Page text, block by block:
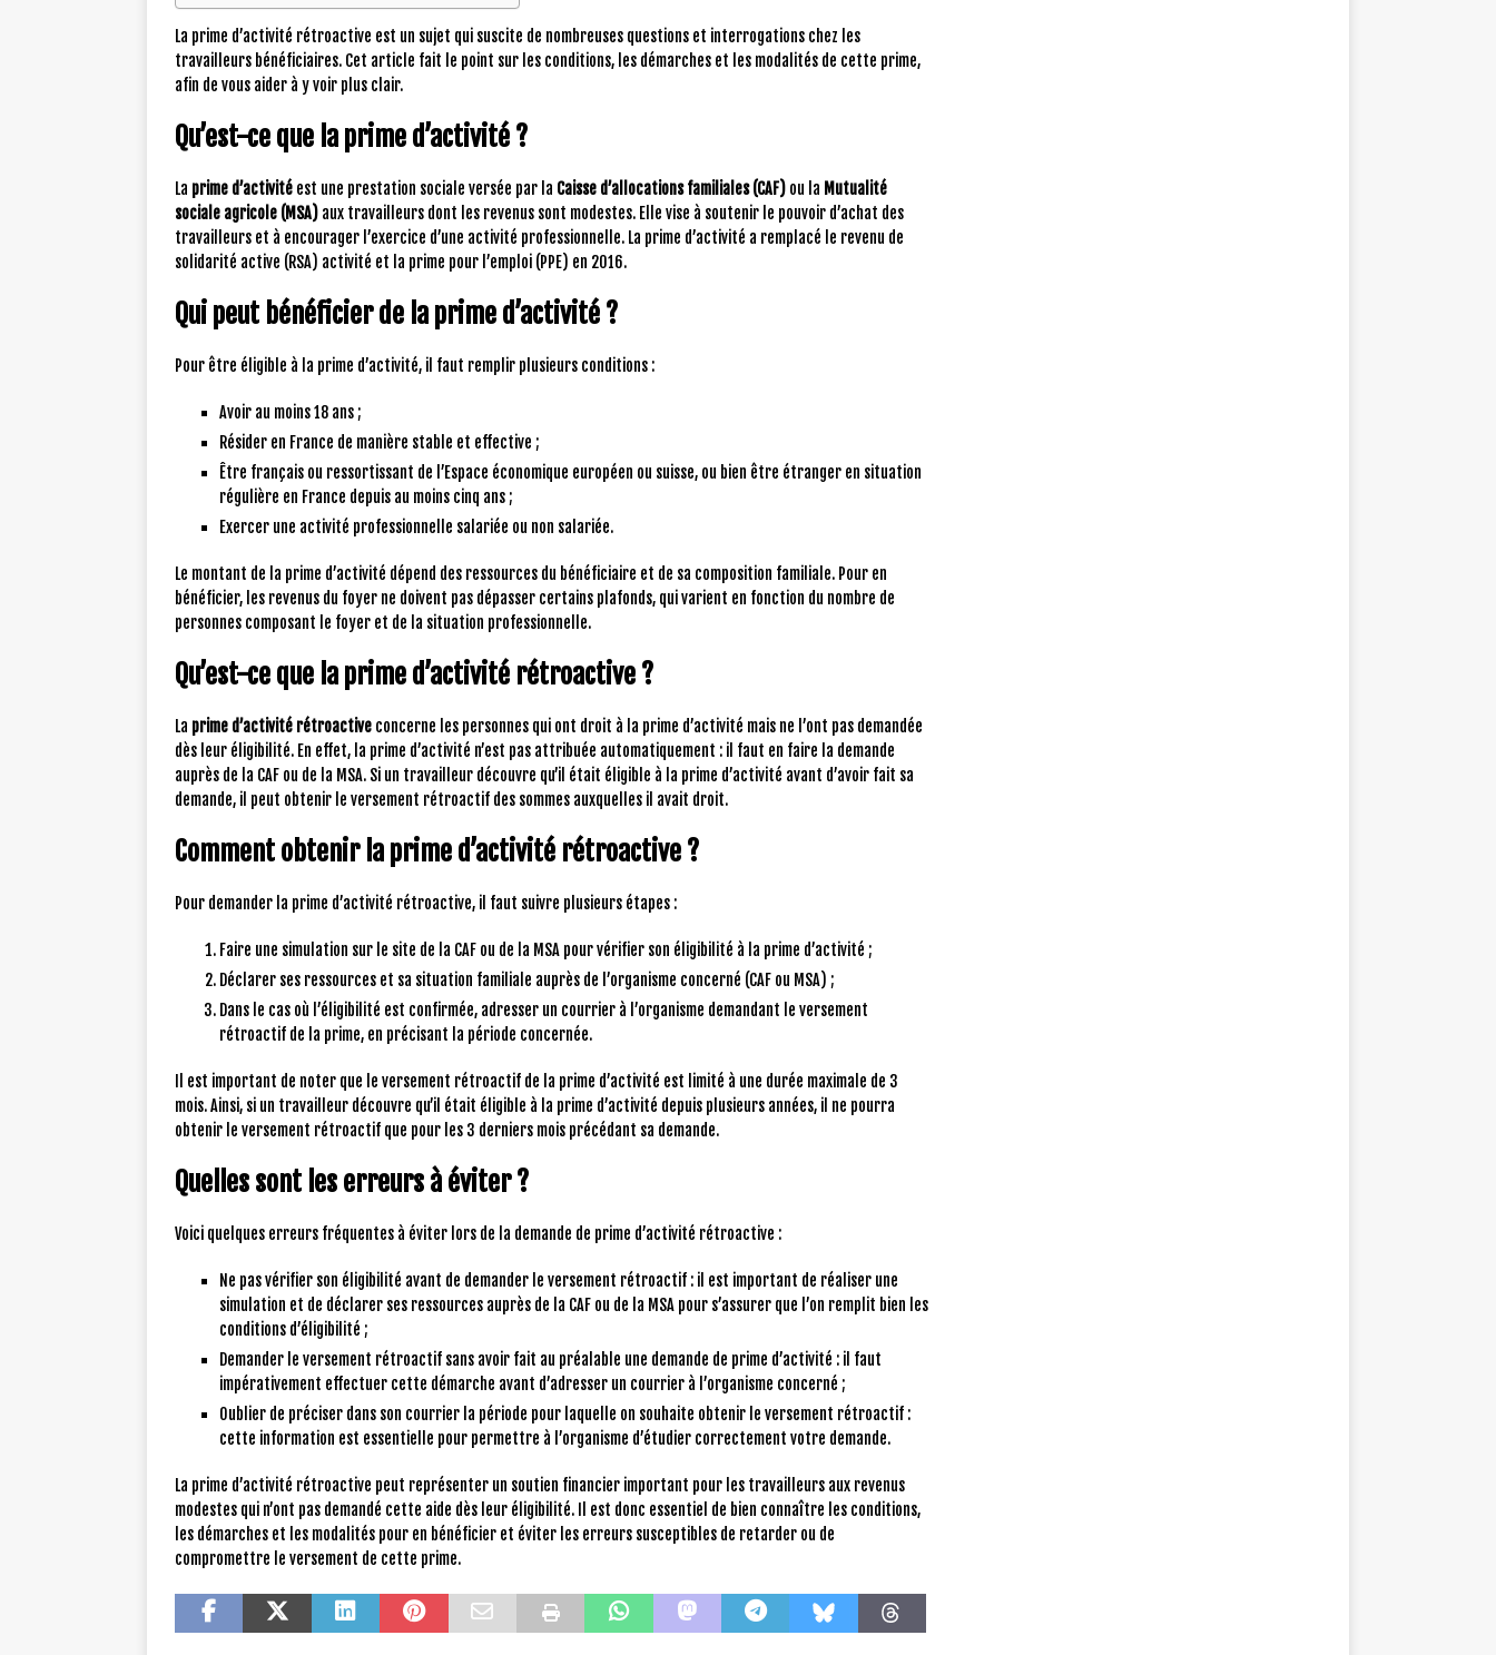
La prime d’activité rétroactive est un sujet qui suscite de nombreuses questions et interrogations chez les
travailleurs bénéficiaires. Cet article fait le point sur les conditions, les démarches et les modalités de cette prime,
afin de vous aider à y voir plus clair.
Qu’est-ce que la prime d’activité ?
La prime d’activité est une prestation sociale versée par la Caisse d’allocations familiales (CAF) ou la Mutualité
sociale agricole (MSA) aux travailleurs dont les revenus sont modestes. Elle vise à soutenir le pouvoir d’achat des
travailleurs et à encourager l’exercice d’une activité professionnelle. La prime d’activité a remplacé le revenu de
solidarité active (RSA) activité et la prime pour l’emploi (PPE) en 2016.
Qui peut bénéficier de la prime d’activité ?
Pour être éligible à la prime d’activité, il faut remplir plusieurs conditions :
Avoir au moins 18 ans ;
Résider en France de manière stable et effective ;
Être français ou ressortissant de l’Espace économique européen ou suisse, ou bien être étranger en situation
régulière en France depuis au moins cinq ans ;
Exercer une activité professionnelle salariée ou non salariée.
Le montant de la prime d’activité dépend des ressources du bénéficiaire et de sa composition familiale. Pour en
bénéficier, les revenus du foyer ne doivent pas dépasser certains plafonds, qui varient en fonction du nombre de
personnes composant le foyer et de la situation professionnelle.
Qu’est-ce que la prime d’activité rétroactive ?
La prime d’activité rétroactive concerne les personnes qui ont droit à la prime d’activité mais ne l’ont pas demandée
dès leur éligibilité. En effet, la prime d’activité n’est pas attribuée automatiquement : il faut en faire la demande
auprès de la CAF ou de la MSA. Si un travailleur découvre qu’il était éligible à la prime d’activité avant d’avoir fait sa
demande, il peut obtenir le versement rétroactif des sommes auxquelles il avait droit.
Comment obtenir la prime d’activité rétroactive ?
Pour demander la prime d’activité rétroactive, il faut suivre plusieurs étapes :
Faire une simulation sur le site de la CAF ou de la MSA pour vérifier son éligibilité à la prime d’activité ;
Déclarer ses ressources et sa situation familiale auprès de l’organisme concerné (CAF ou MSA) ;
Dans le cas où l’éligibilité est confirmée, adresser un courrier à l’organisme demandant le versement
rétroactif de la prime, en précisant la période concernée.
Il est important de noter que le versement rétroactif de la prime d’activité est limité à une durée maximale de 3
mois. Ainsi, si un travailleur découvre qu’il était éligible à la prime d’activité depuis plusieurs années, il ne pourra
obtenir le versement rétroactif que pour les 3 derniers mois précédant sa demande.
Quelles sont les erreurs à éviter ?
Voici quelques erreurs fréquentes à éviter lors de la demande de prime d’activité rétroactive :
Ne pas vérifier son éligibilité avant de demander le versement rétroactif : il est important de réaliser une
simulation et de déclarer ses ressources auprès de la CAF ou de la MSA pour s’assurer que l’on remplit bien les
conditions d’éligibilité ;
Demander le versement rétroactif sans avoir fait au préalable une demande de prime d’activité : il faut
impérativement effectuer cette démarche avant d’adresser un courrier à l’organisme concerné ;
Oublier de préciser dans son courrier la période pour laquelle on souhaite obtenir le versement rétroactif :
cette information est essentielle pour permettre à l’organisme d’étudier correctement votre demande.
La prime d’activité rétroactive peut représenter un soutien financier important pour les travailleurs aux revenus
modestes qui n’ont pas demandé cette aide dès leur éligibilité. Il est donc essentiel de bien connaître les conditions,
les démarches et les modalités pour en bénéficier et éviter les erreurs susceptibles de retarder ou de
compromettre le versement de cette prime.